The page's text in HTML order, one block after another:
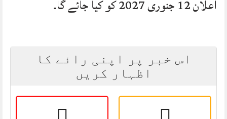
اعلان 12 جنوری 2027 کو کیا جائے گا۔
اس خبر پر اپنی رائے کا
اظہار کریں